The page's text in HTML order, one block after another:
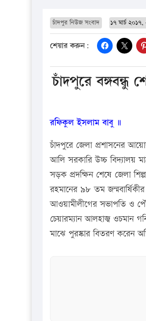
চাঁদপুর নিউজ সংবাদ ১৭ মার্চ
শেয়ার করুন:
চাঁদপুরে বঙ্গবন্ধু
রফিকুল ইসলাম বাবু ॥
চাঁদপুরে জেলা প্রশাসনের
আলি সরকারি উচ্চ বিদ্যালয়
সড়ক প্রদক্ষিন শেষে জেলা
রহমানের ৯৮ তম
আওয়ামীলীগের সভাপতি ও
চেয়ারম্যান আলহাজ্ব ওচমান
মাঝে পুরষ্কার বিতরণ করেন